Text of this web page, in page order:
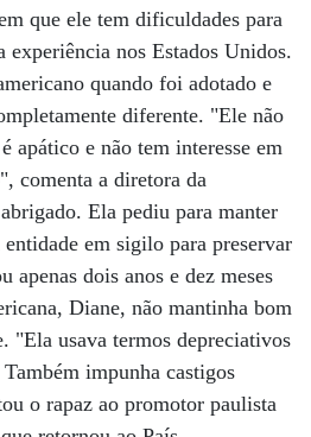
que ele tem dificuldades para
experiência nos Estados Unidos.
quando foi adotado e
diferente. "Ele não
apático e não tem interesse em
comenta a diretora da
Ela pediu para manter
em sigilo para preservar
apenas dois anos e dez meses
Diane, não mantinha bom
"Ela usava termos depreciativos
impunha castigos
o rapaz ao promotor paulista